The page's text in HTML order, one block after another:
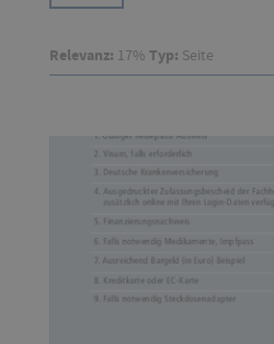
Relevanz: 17% Typ: Seite